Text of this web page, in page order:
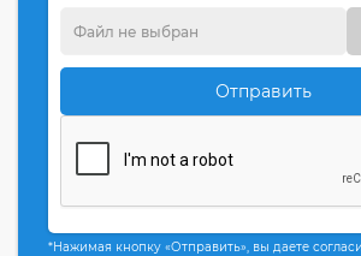
Отправить
*Нажимая кнопку «Отправить», вы даете